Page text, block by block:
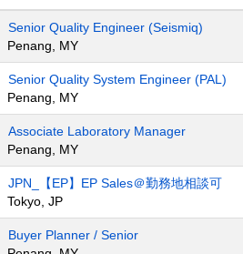
Senior Quality Engineer (Seismiq)
Penang, MY
Senior Quality System Engineer (PAL)
Penang, MY
Associate Laboratory Manager
Penang, MY
JPN_【EP】EP Sales＠勤務地相談可
Tokyo, JP
Buyer Planner / Senior